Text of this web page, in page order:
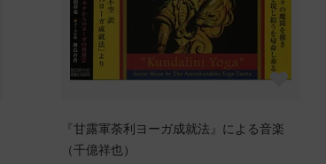
『甘露軍荼利ヨーガ成就法』による音楽
（千億祥也）